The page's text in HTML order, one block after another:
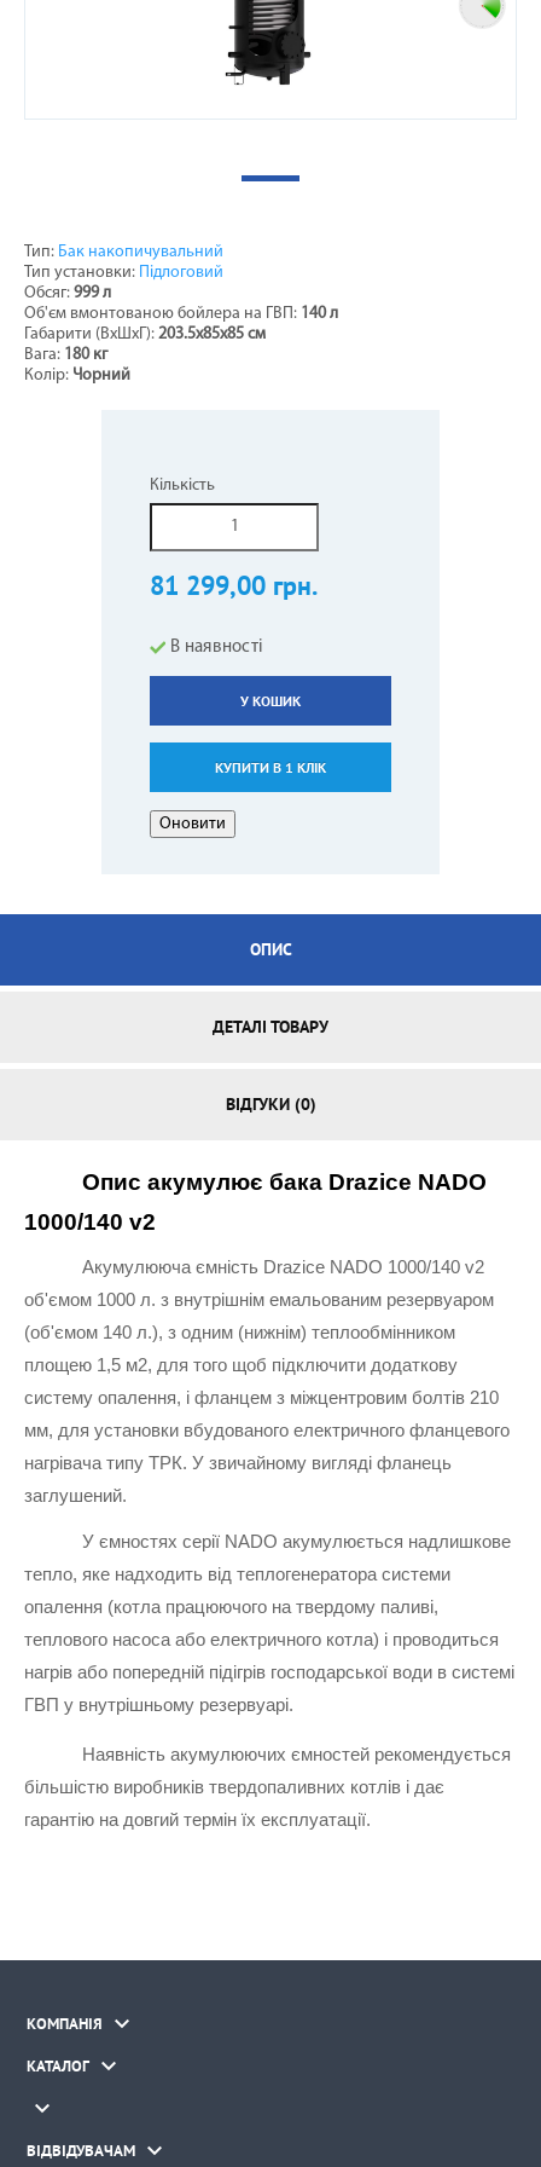
Тип: Бак накопичувальний
Тип установки: Підлоговий
Обсяг: 999 л
Об'єм вмонтованою бойлера на ГВП: 140 л
Габарити (ВхШхГ): 203.5х85х85 см
Вага: 180 кг
Колір: Чорний
Кількість
81 299,00 грн.
В наявності
У КОШИК
КУПИТИ В 1 КЛІК
ОПИС
ДЕТАЛІ ТОВАРУ
ВІДГУКИ (0)
Опис акумулює бака Drazice NADO
1000/140 v2
Акумулююча ємність Drazice NADO 1000/140 v2
об'ємом 1000 л. з внутрішнім емальованим резервуаром
(об'ємом 140 л.), з одним (нижнім) теплообмінником
площею 1,5 м2, для того щоб підключити додаткову
систему опалення, і фланцем з міжцентровим болтів 210
мм, для установки вбудованого електричного фланцевого
нагрівача типу ТРК. У звичайному вигляді фланець
заглушений.
У ємностях серії NADO акумулюється надлишкове
тепло, яке надходить від теплогенератора системи
опалення (котла працюючого на твердому паливі,
теплового насоса або електричного котла) і проводиться
нагрів або попередній підігрів господарської води в системі
ГВП у внутрішньому резервуарі.
Наявність акумулюючих ємностей рекомендується
більшістю виробників твердопаливних котлів і дає
гарантію на довгий термін їх експлуатації.
КОМПАНІЯ 
КАТАЛОГ 

ВІДВІДУВАЧАМ 